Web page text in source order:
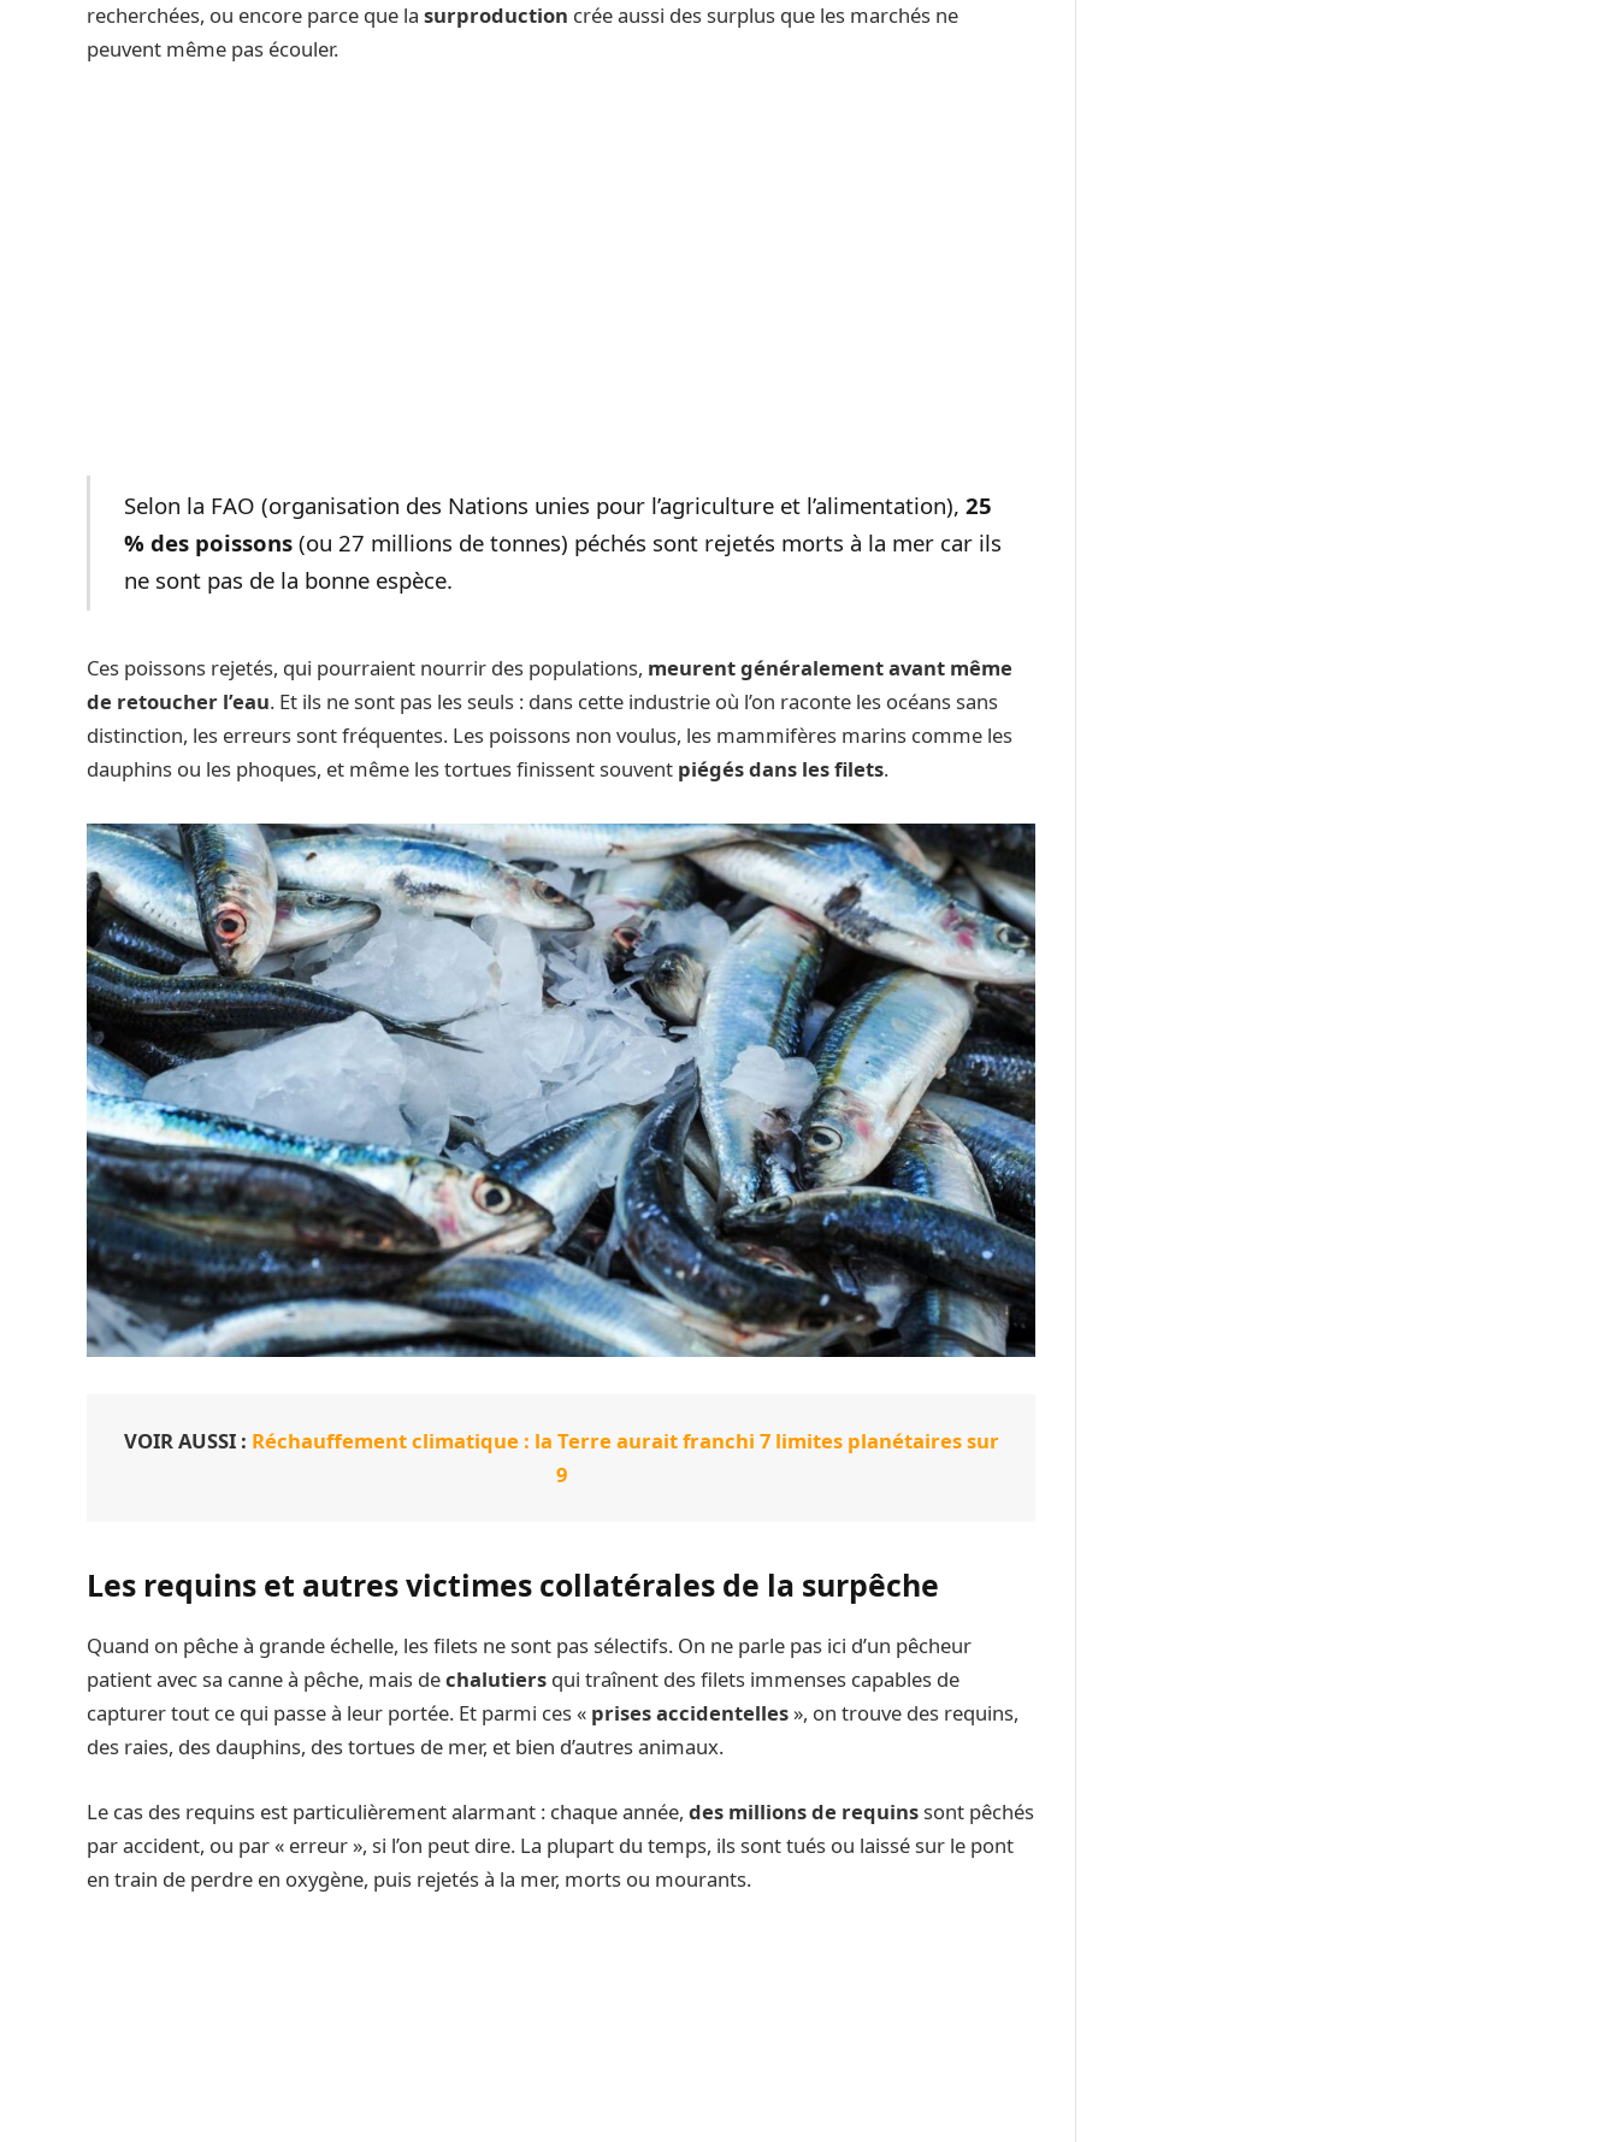
recherchées, ou encore parce que la surproduction crée aussi des surplus que les marchés ne
peuvent même pas écouler.
Selon la FAO (organisation des Nations unies pour l’agriculture et l’alimentation), 25
% des poissons(ou 27 millions de tonnes) péchés sont rejetés morts à la mer car ils
ne sont pas de la bonne espèce.
Ces poissons rejetés, qui pourraient nourrir des populations, meurent généralement avant même
de retoucher l’eau. Et ils ne sont pas les seuls : dans cette industrie où l’on raconte les océans sans
distinction, les erreurs sont fréquentes. Les poissons non voulus, les mammifères marins comme les
dauphins ou les phoques, et même les tortues finissent souvent piégés dans les filets.
VOIR AUSSI : Réchauffement climatique : la Terre aurait franchi 7 limites planétaires sur
9
Les requins et autres victimes collatérales de la surpêche
Quand on pêche à grande échelle, les filets ne sont pas sélectifs. On ne parle pas ici d’un pêcheur
patient avec sa canne à pêche, mais dechalutiers qui traînent des filets immenses capables de
capturer tout ce qui passe à leur portée. Et parmi ces « prises accidentelles», on trouve des requins,
des raies, des dauphins, des tortues de mer, et bien d’autres animaux.
Le cas des requins est particulièrement alarmant : chaque année, des millions de requinssont pêchés
par accident, ou par « erreur », si l’on peut dire. La plupart du temps, ils sont tués ou laissé sur le pont
en train de perdre en oxygène, puis rejetés à la mer, morts ou mourants.